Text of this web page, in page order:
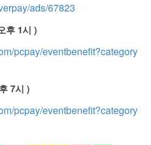
ads/67823
후 1시 )
pcpay/eventbenefit?category
7시 )
pcpay/eventbenefit?category